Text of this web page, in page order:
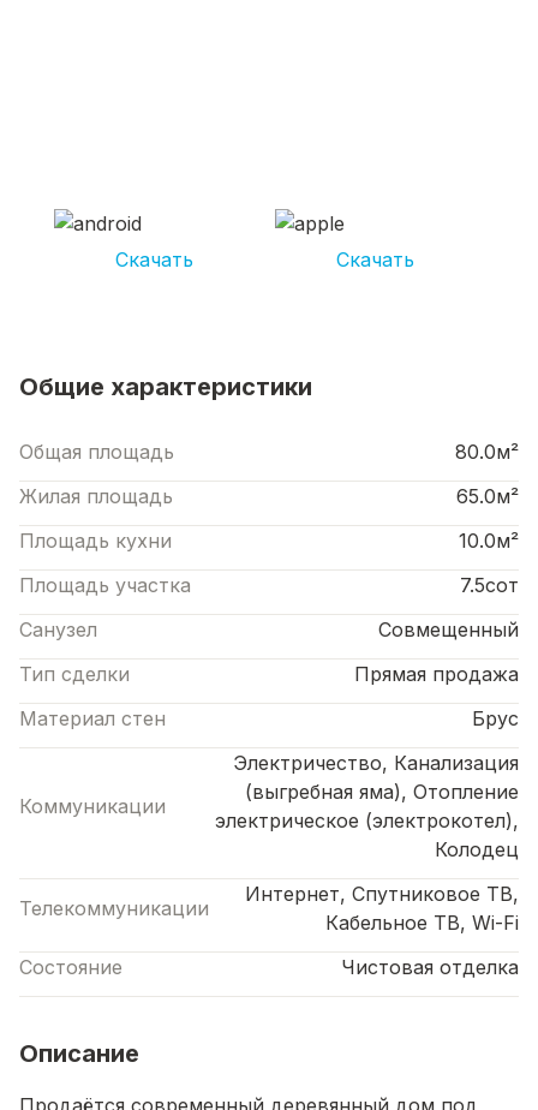
Скачать Скачать
Общие характеристики
Общая площадь
80.0м²
Жилая площадь
65.0м²
Площадь кухни
10.0м²
Площадь участка
7.5сот
Санузел
Совмещенный
Тип сделки
Прямая продажа
Материал стен
Брус
Коммуникации
Электричество, Канализация
(выгребная яма), Отопление
электрическое (электрокотел),
Колодец
Телекоммуникации
Интернет, Спутниковое ТВ,
Кабельное ТВ, Wi-Fi
Состояние
Чистовая отделка
Описание
Продаётся современный деревянный дом под